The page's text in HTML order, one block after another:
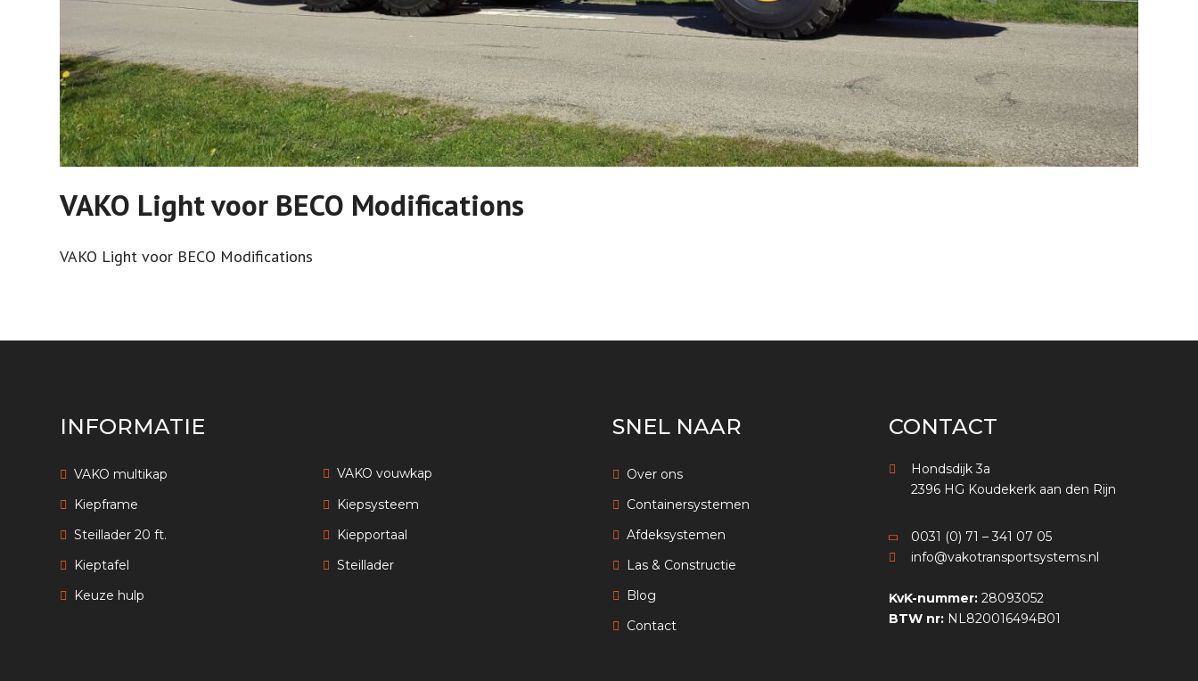
VAKO Light voor BECO Modifications
VAKO Light voor BECO Modifications
INFORMATIE
VAKO multikap
VAKO vouwkap
Kiepframe
Kiepsysteem
Steillader 20 ft.
Kiepportaal
Kieptafel
Steillader
Keuze hulp
SNEL NAAR
Over ons
Containersystemen
Afdeksystemen
Las & Constructie
Blog
Contact
CONTACT
Hondsdijk 3a
2396 HG Koudekerk aan den Rijn
0031 (0) 71 – 341 07 05
info@vakotransportsystems.nl
KvK-nummer:28093052
BTW nr:NL820016494B01